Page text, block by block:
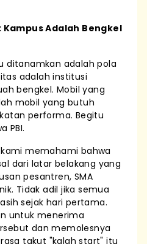
Kampus Adalah Bengkel
ditanamkan adalah pola
adalah institusi
bengkel. Mobil yang
mobil yang butuh
performa. Begitu
PBI.
kami memahami bahwa
dari latar belakang yang
pesantren, SMA
Tidak adil jika semua
sejak hari pertama.
untuk menerima
dan memolesnya
takut "kalah start" itu